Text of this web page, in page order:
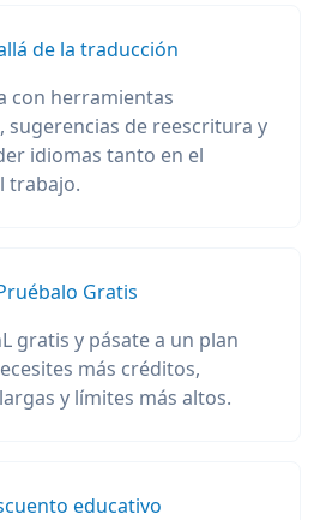
de la traducción
con herramientas
sugerencias de reescritura y
idiomas tanto en el
trabajo.
Gratis
gratis y pásate a un plan
más créditos,
y límites más altos.
educativo